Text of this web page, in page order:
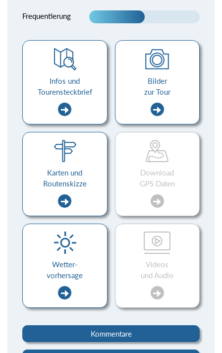
Frequentierung
Infos und
Tourensteckbrief
Bilder
zur Tour
Karten und
Routenskizze
Download
GPS Daten
Wetter-
vorhersage
Videos
und Audio
Kommentare